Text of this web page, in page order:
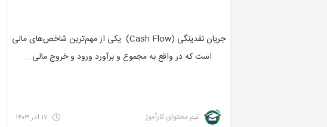
جریان نقدینگی (Cash Flow) یکی از مهم‌ترین شاخص‌های مالی
است که در واقع به مجموع و برآورد ورود و خروج مالی...
تیم محتوای کارآموز مالی